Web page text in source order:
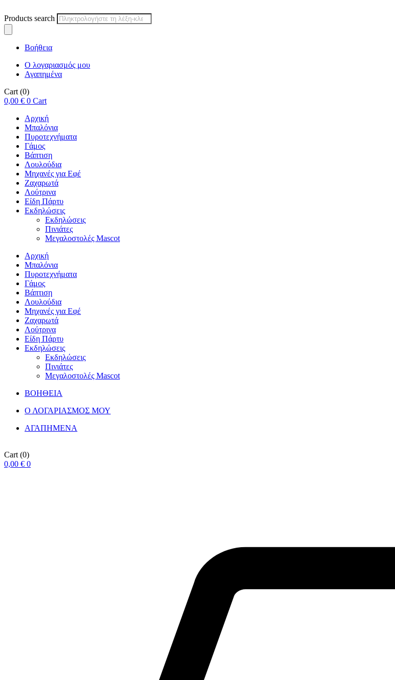
Products search
Βοήθεια
Ο λογαριασμός μου
Αγαπημένα
Cart (0)
0,00 € 0 Cart
Αρχική
Μπαλόνια
Πυροτεχνήματα
Γάμος
Βάπτιση
Λουλούδια
Μηχανές για Εφέ
Ζαχαρωτά
Λούτρινα
Είδη Πάρτυ
Εκδηλώσεις
Εκδηλώσεις
Πινιάτες
Μεγαλοστολές Mascot
Αρχική
Μπαλόνια
Πυροτεχνήματα
Γάμος
Βάπτιση
Λουλούδια
Μηχανές για Εφέ
Ζαχαρωτά
Λούτρινα
Είδη Πάρτυ
Εκδηλώσεις
Εκδηλώσεις
Πινιάτες
Μεγαλοστολές Mascot
ΒΟΗΘΕΙΑ
Ο ΛΟΓΑΡΙΑΣΜΟΣ ΜΟΥ
ΑΓΑΠΗΜΕΝΑ
Cart (0)
0,00 € 0